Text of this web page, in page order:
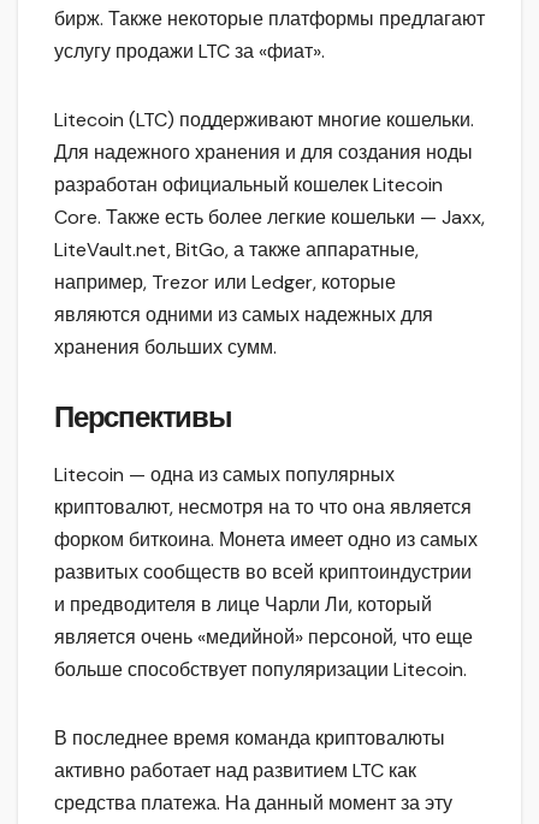
бирж. Также некоторые платформы предлагают
услугу продажи LTC за «фиат».
Litecoin (LTC) поддерживают многие кошельки.
Для надежного хранения и для создания ноды
разработан официальный кошелек Litecoin
Core. Также есть более легкие кошельки — Jaxx,
LiteVault.net, BitGo, а также аппаратные,
например, Trezor или Ledger, которые
являются одними из самых надежных для
хранения больших сумм.
Перспективы
Litecoin — одна из самых популярных
криптовалют, несмотря на то что она является
форком биткоина. Монета имеет одно из самых
развитых сообществ во всей криптоиндустрии
и предводителя в лице Чарли Ли, который
является очень «медийной» персоной, что еще
больше способствует популяризации Litecoin.
В последнее время команда криптовалюты
активно работает над развитием LTC как
средства платежа. На данный момент за эту